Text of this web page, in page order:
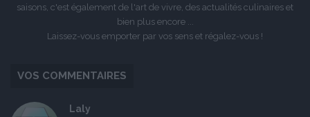
saisons, c'est également de l'art de vivre, des actualités culinaires et
bien plus encore ...
Laissez-vous emporter par vos sens et régalez-vous !
VOS COMMENTAIRES
Laly